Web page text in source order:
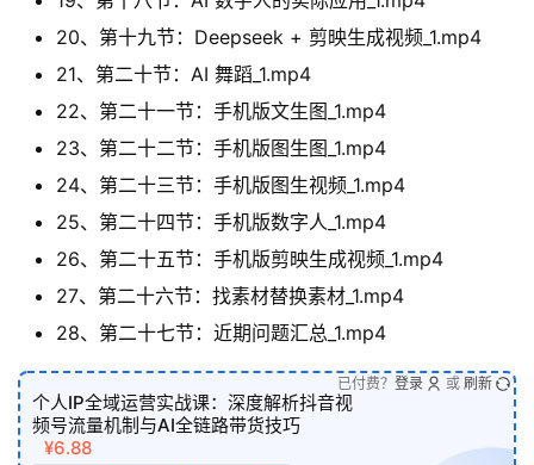
20、第十九节：Deepseek + 剪映生成视频_1.mp4
21、第二十节：AI 舞蹈_1.mp4
22、第二十一节：手机版文生图_1.mp4
23、第二十二节：手机版图生图_1.mp4
24、第二十三节：手机版图生视频_1.mp4
25、第二十四节：手机版数字人_1.mp4
26、第二十五节：手机版剪映生成视频_1.mp4
27、第二十六节：找素材替换素材_1.mp4
28、第二十七节：近期问题汇总_1.mp4
个人IP全域运营实战课：深度解析抖音视
频号流量机制与AI全链路带货技巧
¥6.88
已付费？ 登录 或 刷新